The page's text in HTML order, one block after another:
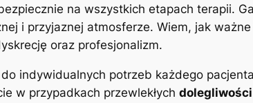
na wszystkich etapach terapii.
i przyjaznej atmosferze. Wiem, jak
oraz profesjonalizm.
indywidualnych potrzeb każdego
w przypadkach przewlekłych